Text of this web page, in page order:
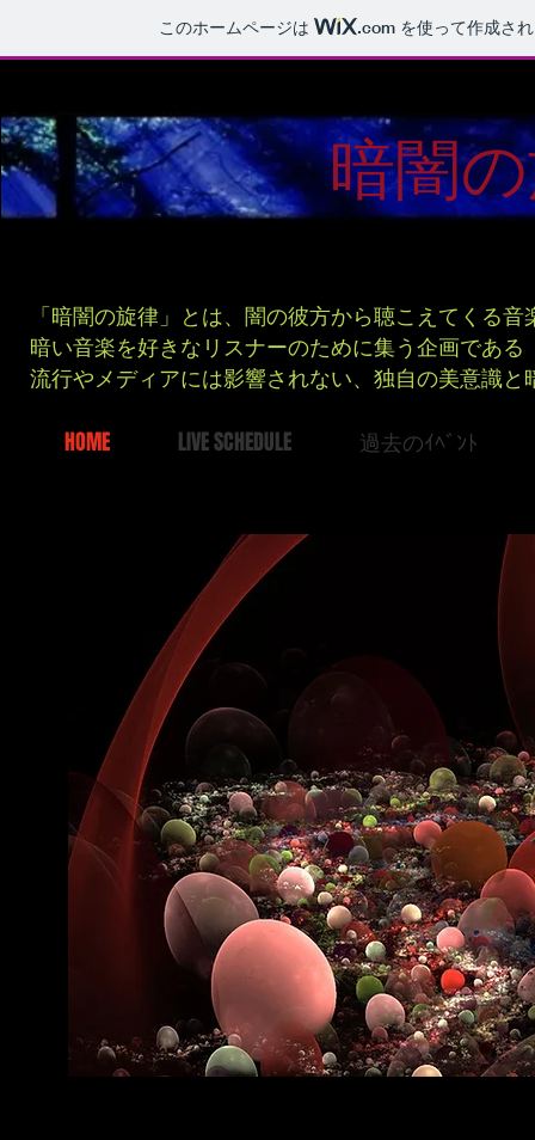
このホームページは .com を使って作成さ
暗闇
「暗闇の旋律」とは、闇の彼方から聴こえてくる
暗い音楽を好きなリスナーのために集う企画である
流行やメディアには影響されない、独自の美意識
HOME LIVE SCHEDULE 過去のｲﾍﾞﾝﾄ